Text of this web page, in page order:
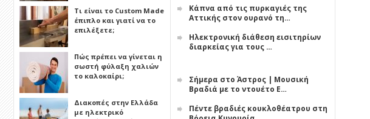
Τι είναι το Custom Made
έπιπλο και γιατί να το
επιλέξετε;
Πώς πρέπει να γίνεται η
σωστή φύλαξη χαλιών
το καλοκαίρι;
Διακοπές στην Ελλάδα
με ηλεκτρικό
Κάπνα από τις πυρκαγιές της
Αττικής στον ουρανό τη…
Ηλεκτρονική διάθεση εισιτηρίων
διαρκείας για τους …
Σήμερα στο Άστρος | Μουσική
Βραδιά με το ντουέτο Ε…
Πέντε βραδιές κουκλοθέατρου στη